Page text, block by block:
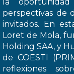
perspectivas de
invitados. En
Loret de Mola,
Holding SAA, y
de COESTI
reflexiones